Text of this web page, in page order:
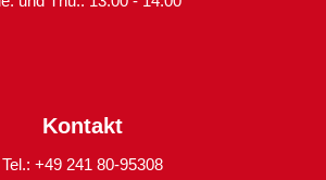
Kontakt
Tel.: +49 241 80-95308